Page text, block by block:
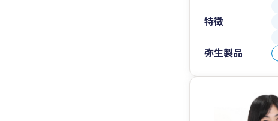
特徴
弥生製品